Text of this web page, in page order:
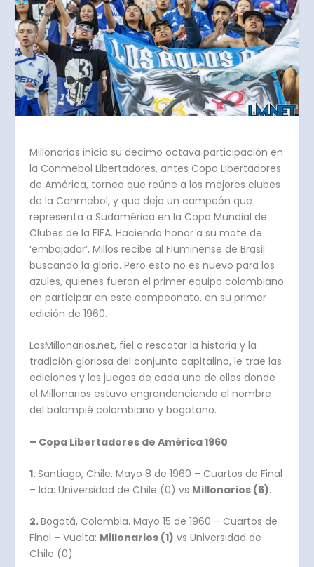
Millonarios inicia su decimo octava participación en
la Conmebol Libertadores, antes Copa Libertadores
de América, torneo que reúne a los mejores clubes
de la Conmebol, y que deja un campeón que
representa a Sudamérica en la Copa Mundial de
Clubes de la FIFA. Haciendo honor a su mote de
‘embajador’, Millos recibe al Fluminense de Brasil
buscando la gloria. Pero esto no es nuevo para los
azules, quienes fueron el primer equipo colombiano
en participar en este campeonato, en su primer
edición de 1960.
LosMillonarios.net, fiel a rescatar la historia y la
tradición gloriosa del conjunto capitalino, le trae las
ediciones y los juegos de cada una de ellas donde
el Millonarios estuvo engrandenciendo el nombre
del balompié colombiano y bogotano.
– Copa Libertadores de América 1960
1.Santiago, Chile. Mayo 8 de 1960 – Cuartos de Final
– Ida: Universidad de Chile (0) vs Millonarios (6).
2.Bogotá, Colombia. Mayo 15 de 1960 – Cuartos de
Final – Vuelta: Millonarios (1) vs Universidad de
Chile (0).